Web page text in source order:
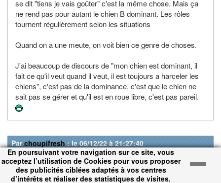
se dit "tiens je vais goûter" c'est la même chose. Mais ça
ne rend pas pour autant le chien B dominant. Les rôles
tournent régulièrement selon les situations
Quand on a une meute, on voit bien ce genre de choses.
J'ai beaucoup de discours de "mon chien est dominant, il
fait ce qu'il veut quand il veut, il est toujours a harceler les
chiens", c'est pas de la dominance, c'est que le chien ne
sait pas se gérer et qu'il est en roue libre, c'est pas pareil.
Parchoupifresh: le 06/12/22 à 21:27:40
Parce ce que je vois, c est beaucoup de maîtres qui ne
demandent pas grand chose à leur chien, par ex en
En poursuivant votre navigation sur ce site, vous
acceptez l’utilisation de Cookies pour vous proposer
des publicités ciblées adaptés à vos centres
d’intérêts et réaliser des statistiques de visites.